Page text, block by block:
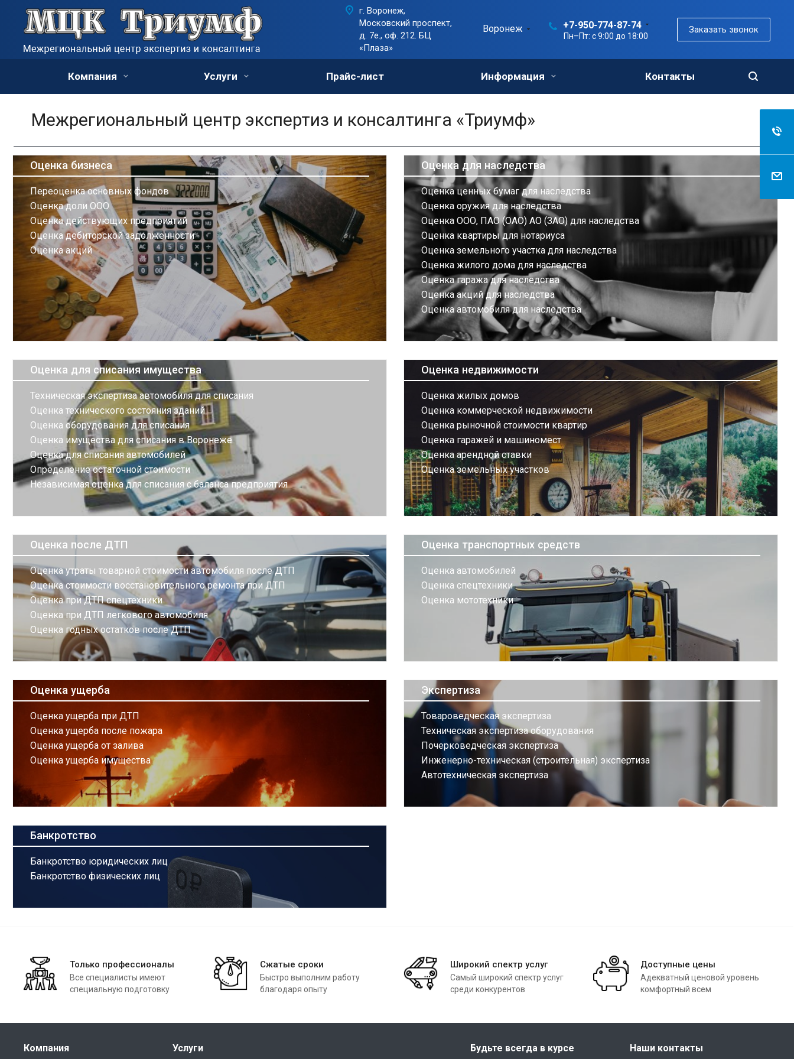
Воронеж +7-950-774-87-74
Пн–Пт: с 9:00 до 18:00
Заказать звонок
г. Воронеж,
Московский проспект,
д. 7е., оф. 212. БЦ
«Плаза»
Компания Услуги Прайс-лист Информация Контакты
Межрегиональный центр экспертиз и консалтинга «Триумф»
Оценка бизнеса
Переоценка основных фондов
Оценка доли ООО
Оценка действующих предприятий
Оценка дебиторской задолженности
Оценка акций
Оценка для наследства
Оценка ценных бумаг для наследства
Оценка оружия для наследства
Оценка ООО, ПАО (ОАО) АО (ЗАО) для наследства
Оценка квартиры для нотариуса
Оценка земельного участка для наследства
Оценка жилого дома для наследства
Оценка гаража для наследства
Оценка акций для наследства
Оценка автомобиля для наследства
Оценка для списания имущества
Техническая экспертиза автомобиля для списания
Оценка технического состояния зданий
Оценка оборудования для списания
Оценка имущества для списания в Воронеже
Оценка для списания автомобилей
Определение остаточной стоимости
Независимая оценка для списания с баланса предприятия
Оценка недвижимости
Оценка жилых домов
Оценка коммерческой недвижимости
Оценка рыночной стоимости квартир
Оценка гаражей и машиномест
Оценка арендной ставки
Оценка земельных участков
Оценка после ДТП
Оценка утраты товарной стоимости автомобиля после ДТП
Оценка стоимости восстановительного ремонта при ДТП
Оценка при ДТП спецтехники
Оценка при ДТП легкового автомобиля
Оценка годных остатков после ДТП
Оценка транспортных средств
Оценка автомобилей
Оценка спецтехники
Оценка мототехники
Оценка ущерба
Оценка ущерба при ДТП
Оценка ущерба после пожара
Оценка ущерба от залива
Оценка ущерба имущества
Экспертиза
Товароведческая экспертиза
Техническая экспертиза оборудования
Почерковедческая экспертиза
Инженерно-техническая (строительная) экспертиза
Автотехническая экспертиза
Банкротство
Банкротство юридических лиц
Банкротство физических лиц
Только профессионалы
Все специалисты имеют
специальную подготовку
Сжатые сроки
Быстро выполним работу
благодаря опыту
Широкий спектр услуг
Самый широкий спектр услуг
среди конкурентов
Доступные цены
Адекватный ценовой уровень
комфортный всем
Компания Услуги Будьте всегда в курсе Наши контакты